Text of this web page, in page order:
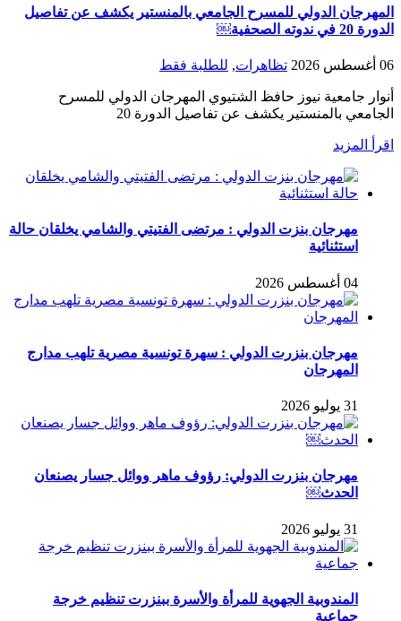
المهرجان الدولي للمسرح الجامعي بالمنستير يكشف عن تفاصيل
الدورة 20 في ندوته الصحفية￼
06 أغسطس 2026 تظاهرات, للطلبة فقط
أنوار جامعية نيوز حافظ الشتيوي المهرجان الدولي للمسرح
الجامعي بالمنستير يكشف عن تفاصيل الدورة 20
اقرأ المزيد
مهرجان بنزت الدولي : مرتضى الفتيتي والشامي يخلقان حالة
استثنائية
04 أغسطس 2026
مهرجان بنزرت الدولي : سهرة تونسية مصرية تلهب مدارج
المهرجان
31 يوليو 2026
مهرجان بنزرت الدولي: رؤوف ماهر ووائل جسار يصنعان
الحدث￼
31 يوليو 2026
المندوبية الجهوية للمرأة والأسرة ببنزرت تنظيم خرجة
جماعية